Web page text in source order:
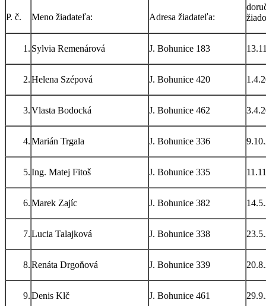
P. č. Meno žiadateľa: Adresa žiadateľa:
1. Sylvia Remenárová J. Bohunice 183
2.Helena Szépová J. Bohunice 420
3.Vlasta Bodocká J. Bohunice 462
4.Marián Trgala J. Bohunice 336
5.Ing. Matej Fitoš J. Bohunice 335
6.Marek Zajíc J. Bohunice 382
7.Lucia Talajková J. Bohunice 338
8.Renáta Drgoňová J. Bohunice 339
9.Denis Klč J. Bohunice 461